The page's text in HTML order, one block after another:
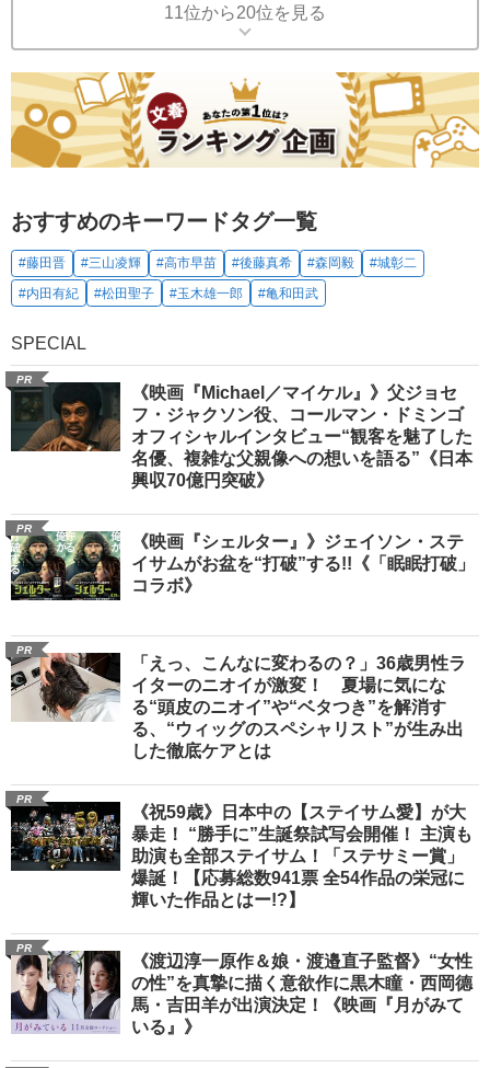
11位から20位を見る
おすすめのキーワードタグ一覧
#藤田晋 #三山凌輝 #高市早苗 #後藤真希 #森岡毅
#城彰二
#内田有紀
#松田聖子 #玉木雄一郎 #亀和田武
SPECIAL
PR
《映画『Michael／マイケル』》父ジョセ
フ・ジャクソン役、コールマン・ドミンゴ
オフィシャルインタビュー“観客を魅了した
名優、複雑な父親像への想いを語る”《日本
興収70億円突破》
PR
《映画『シェルター』》ジェイソン・ステ
イサムがお盆を“打破”する!!《「眠眠打破」
コラボ》
PR
「えっ、こんなに変わるの？」36歳男性ラ
イターのニオイが激変！ 夏場に気にな
る“頭皮のニオイ”や“ベタつき”を解消す
る、“ウィッグのスペシャリスト”が生み出
した徹底ケアとは
PR
《祝59歳》日本中の【ステイサム愛】が大
暴走！ “勝手に”生誕祭試写会開催！ 主演も
助演も全部ステイサム！「ステサミー賞」
爆誕！【応募総数941票 全54作品の栄冠に
輝いた作品とはー!?】
PR
《渡辺淳一原作＆娘・渡邉直子監督》“女性
の性”を真摯に描く意欲作に黒木瞳・西岡德
馬・吉田羊が出演決定！《映画『月がみて
いる』》